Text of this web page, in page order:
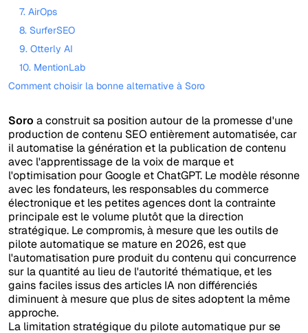
7. AirOps
8. SurferSEO
9. Otterly AI
10. MentionLab
Comment choisir la bonne alternative à Soro
Soro a construit sa position autour de la promesse d'une
production de contenu SEO entièrement automatisée, car
il automatise la génération et la publication de contenu
avec l'apprentissage de la voix de marque et
l'optimisation pour Google et ChatGPT. Le modèle résonne
avec les fondateurs, les responsables du commerce
électronique et les petites agences dont la contrainte
principale est le volume plutôt que la direction
stratégique. Le compromis, à mesure que les outils de
pilote automatique se mature en 2026, est que
l'automatisation pure produit du contenu qui concurrence
sur la quantité au lieu de l'autorité thématique, et les
gains faciles issus des articles IA non différenciés
diminuent à mesure que plus de sites adoptent la même
approche.
La limitation stratégique du pilote automatique pur se